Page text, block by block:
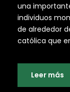
una
individuos
de alrededor
católica que
Leer más